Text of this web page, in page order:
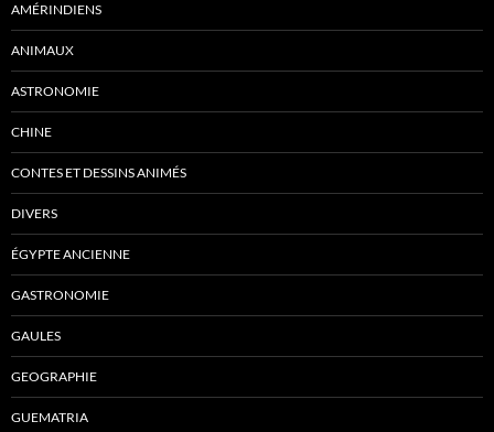
AMÉRINDIENS
ANIMAUX
ASTRONOMIE
CHINE
CONTES ET DESSINS ANIMÉS
DIVERS
ÉGYPTE ANCIENNE
GASTRONOMIE
GAULES
GEOGRAPHIE
GUEMATRIA